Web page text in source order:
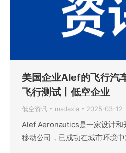
美国企业Alef的飞行汽
飞行测试丨低空企业
低空资讯 madaxia 2025-03-12
Alef Aeronautics是一家设计和
移动公司，已成功在城市环境